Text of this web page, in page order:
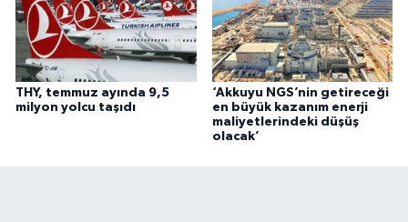
THY, temmuz ayında 9,5
milyon yolcu taşıdı
‘Akkuyu NGS’nin getireceği
en büyük kazanım enerji
maliyetlerindeki düşüş
olacak’